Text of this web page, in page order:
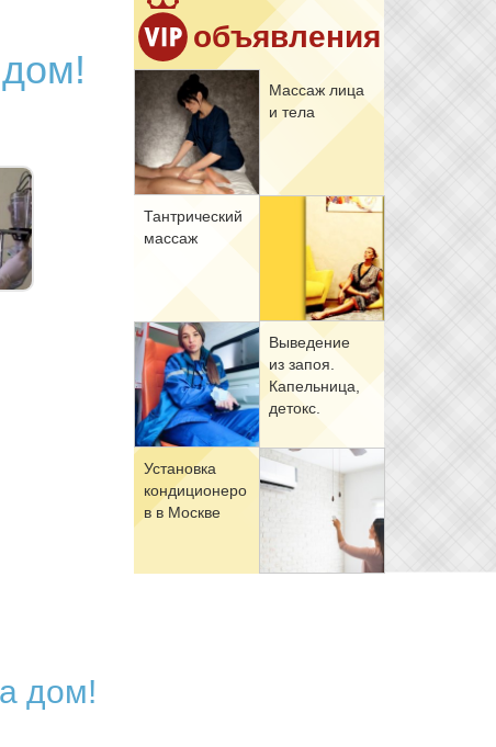
объявления
Мас­саж ли­ца
и те­ла
Тан­три­че­ский
мас­саж
Вы­ве­де­ние
из за­поя.
Ка­пель­ни­ца,
де­токс.
Уста­нов­ка
кон­ди­ци­о­не­ро
в в Москве
дом!